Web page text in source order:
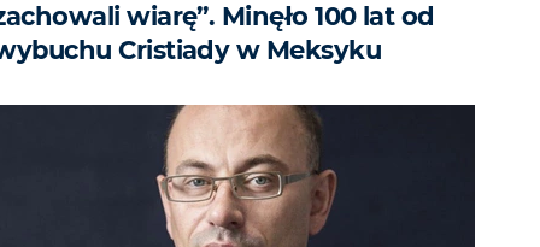
wiarę”. Minęło 100 lat od
Cristiady w Meksyku